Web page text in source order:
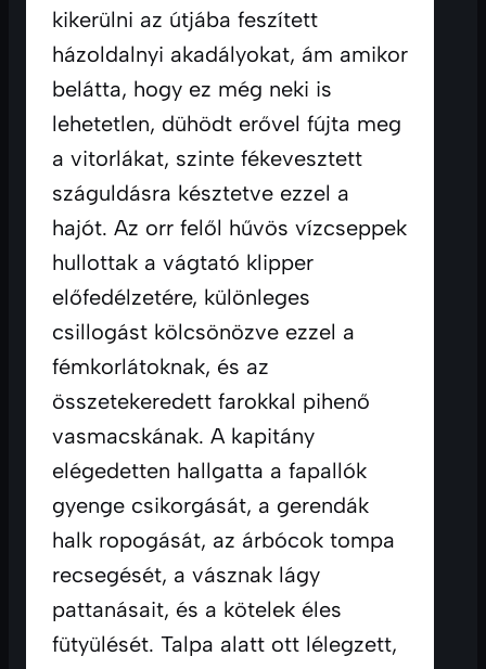
kikerülni az útjába feszített
házoldalnyi akadályokat, ám amikor
belátta, hogy ez még neki is
lehetetlen, dühödt erővel fújta meg
a vitorlákat, szinte fékevesztett
száguldásra késztetve ezzel a
hajót. Az orr felől hűvös vízcseppek
hullottak a vágtató klipper
előfedélzetére, különleges
csillogást kölcsönözve ezzel a
fémkorlátoknak, és az
összetekeredett farokkal pihenő
vasmacskának. A kapitány
elégedetten hallgatta a fapallók
gyenge csikorgását, a gerendák
halk ropogását, az árbócok tompa
recsegését, a vásznak lágy
pattanásait, és a kötelek éles
fütyülését. Talpa alatt ott lélegzett,